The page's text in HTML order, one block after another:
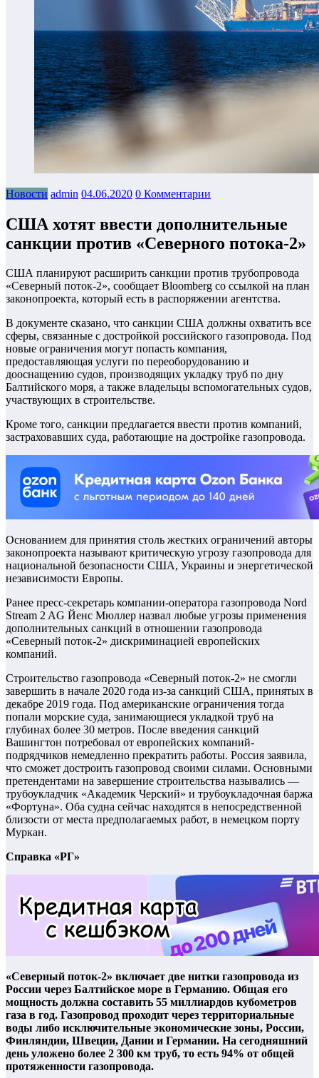
Новости admin 04.06.2020 0 Комментарии
США хотят ввести дополнительные
санкции против «Северного потока-2»
США планируют расширить санкции против трубопровода
«Северный поток-2», сообщает Bloomberg со ссылкой на план
законопроекта, который есть в распоряжении агентства.
В документе сказано, что санкции США должны охватить все
сферы, связанные с достройкой российского газопровода. Под
новые ограничения могут попасть компания,
предоставляющая услуги по переоборудованию и
дооснащению судов, производящих укладку труб по дну
Балтийского моря, а также владельцы вспомогательных судов,
участвующих в строительстве.
Кроме того, санкции предлагается ввести против компаний,
застраховавших суда, работающие на достройке газопровода.
Основанием для принятия столь жестких ограничений авторы
законопроекта называют критическую угрозу газопровода для
национальной безопасности США, Украины и энергетической
независимости Европы.
Ранее пресс-секретарь компании-оператора газопровода Nord
Stream 2 AG Йенс Мюллер назвал любые угрозы применения
дополнительных санкций в отношении газопровода
«Северный поток-2» дискриминацией европейских
компаний.
Строительство газопровода «Северный поток-2» не смогли
завершить в начале 2020 года из-за санкций США, принятых в
декабре 2019 года. Под американские ограничения тогда
попали морские суда, занимающиеся укладкой труб на
глубинах более 30 метров. После введения санкций
Вашингтон потребовал от европейских компаний-
подрядчиков немедленно прекратить работы. Россия заявила,
что сможет достроить газопровод своими силами. Основными
претендентами на завершение строительства назывались —
трубоукладчик «Академик Черский» и трубоукладочная баржа
«Фортуна». Оба судна сейчас находятся в непосредственной
близости от места предполагаемых работ, в немецком порту
Муркан.
Справка «РГ»
«Северный поток-2» включает две нитки газопровода из
России через Балтийское море в Германию. Общая его
мощность должна составить 55 миллиардов кубометров
газа в год. Газопровод проходит через территориальные
воды либо исключительные экономические зоны, России,
Финляндии, Швеции, Дании и Германии. На сегодняшний
день уложено более 2 300 км труб, то есть 94% от общей
протяженности газопровода.